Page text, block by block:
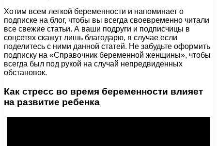
Хотим всем легкой беременности и напоминает о
подписке на блог, чтобы вы всегда своевременно читали
все свежие статьи. А ваши подруги и подписчицы в
соцсетях скажут лишь благодарю, в случае если
поделитесь с ними данной статей. Не забудьте оформить
подписку на «Справочник беременной женщины», чтобы
всегда был под рукой на случай непредвиденных
обстановок.
Как стресс во время беременности влияет
на развитие ребенка